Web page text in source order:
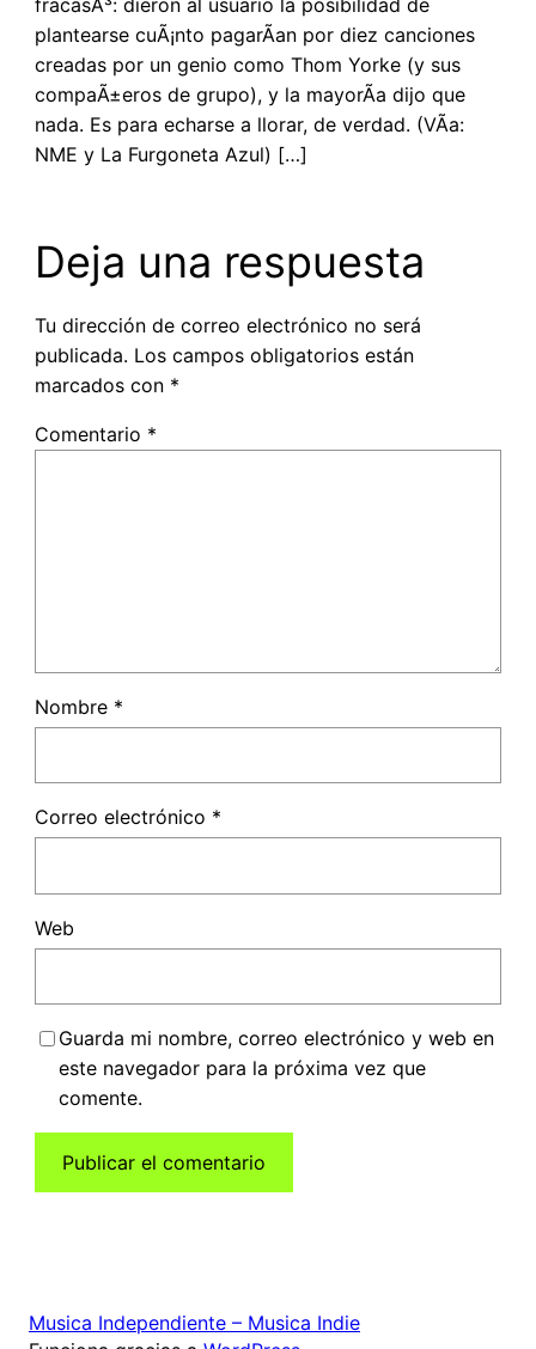
plantearse cuÃ¡nto pagarÃ­an por diez canciones
creadas por un genio como Thom Yorke (y sus
compaÃ±eros de grupo), y la mayorÃ­a dijo que
nada. Es para echarse a llorar, de verdad. (VÃ­a:
NME y La Furgoneta Azul) […]
Deja una respuesta
Tu dirección de correo electrónico no será
publicada. Los campos obligatorios están
marcados con *
Comentario *
Nombre *
Correo electrónico *
Web
Guarda mi nombre, correo electrónico y web en
este navegador para la próxima vez que
comente.
Musica Independiente – Musica Indie